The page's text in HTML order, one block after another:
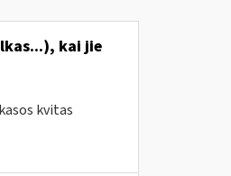
kai jie
kvitas